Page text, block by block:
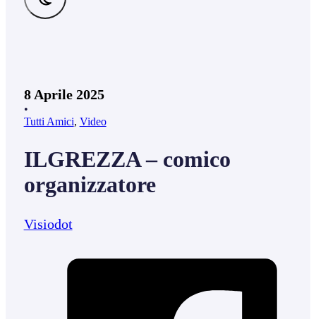
8 Aprile 2025
•
Tutti Amici, Video
ILGREZZA – comico
organizzatore
Visiodot